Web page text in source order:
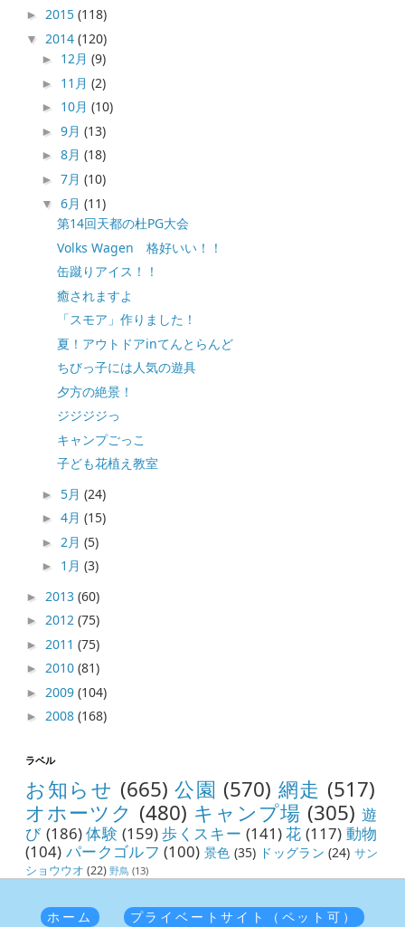
► 2015(118)
▼ 2014(120)
► 12月(9)
► 11月(2)
► 10月(10)
►9月(13)
►8月(18)
►7月(10)
▼6月(11)
第14回天都の杜PG大会
Volks Wagen 格好いい！！
缶蹴りアイス！！
癒されますよ
「スモア」作りました！
夏！アウトドアinてんとらんど
ちびっ子には人気の遊具
夕方の絶景！
ジジジジっ
キャンプごっこ
子ども花植え教室
► 5月(24)
►4月(15)
► 2月(5)
► 1月(3)
► 2013(60)
►2012(75)
► 2011(75)
►2010(81)
► 2009(104)
►2008(168)
ラベル
お知らせ (665) 公園 (570) 網走 (517)
オホーツク (480) キャンプ場 (305) 遊
び (186)体験 (159)歩くスキー (141)花 (117) 動物
(104) パークゴルフ (100) 景色 (35) ドッグラン (24) サン
ショウウオ (22) 野鳥 (13)
ホーム プライベートサイト（ペット可）